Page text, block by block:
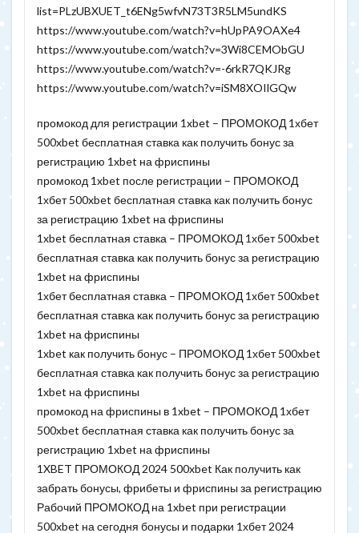
list=PLzUBXUET_t6ENg5wfvN73T3R5LM5undKS
https://www.youtube.com/watch?v=hUpPA9OAXe4
https://www.youtube.com/watch?v=3Wi8CEMObGU
https://www.youtube.com/watch?v=-6rkR7QKJRg
https://www.youtube.com/watch?v=iSM8XOIlGQw
промокод для регистрации 1xbet – ПРОМОКОД 1хбет
500xbet бесплатная ставка как получить бонус за
регистрацию 1xbet на фриспины
промокод 1xbet после регистрации – ПРОМОКОД
1хбет 500xbet бесплатная ставка как получить бонус
за регистрацию 1xbet на фриспины
1xbet бесплатная ставка – ПРОМОКОД 1хбет 500xbet
бесплатная ставка как получить бонус за регистрацию
1xbet на фриспины
1хбет бесплатная ставка – ПРОМОКОД 1хбет 500xbet
бесплатная ставка как получить бонус за регистрацию
1xbet на фриспины
1xbet как получить бонус – ПРОМОКОД 1хбет 500xbet
бесплатная ставка как получить бонус за регистрацию
1xbet на фриспины
промокод на фриспины в 1xbet – ПРОМОКОД 1хбет
500xbet бесплатная ставка как получить бонус за
регистрацию 1xbet на фриспины
1XBET ПРОМОКОД 2024 500xbet Как получить как
забрать бонусы, фрибеты и фриспины за регистрацию
Рабочий ПРОМОКОД на 1xbet при регистрации
500xbet на сегодня бонусы и подарки 1хбет 2024